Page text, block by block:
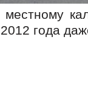
2012 года